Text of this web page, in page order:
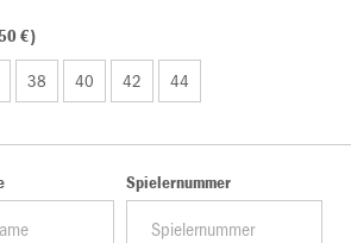
€)
38 40 42 44
Spielernummer